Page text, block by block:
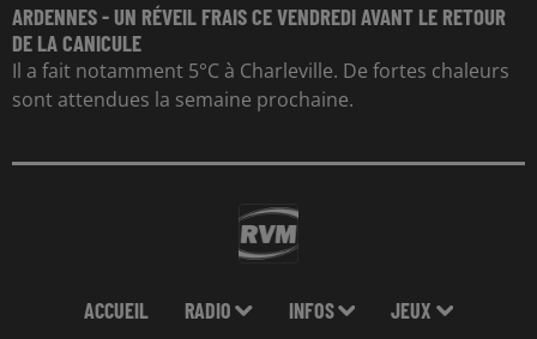
ARDENNES - UN RÉVEIL FRAIS CE VENDREDI AVANT LE RETOUR
DE LA CANICULE
Il a fait notamment 5°C à Charleville. De fortes chaleurs
sont attendues la semaine prochaine.
ACCUEIL RADIO INFOS JEUX